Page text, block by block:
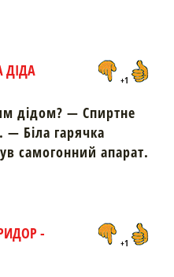
ДІДА
+1
дідом? — Спиртне
Біла гарячка
самогонний апарат.
-
+1